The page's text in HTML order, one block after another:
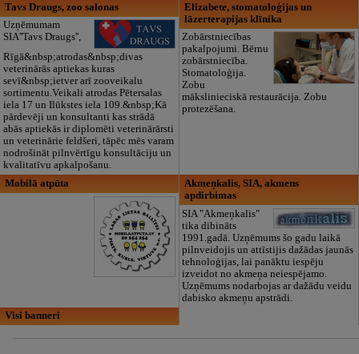
Tavs Draugs, zoo salonas
Uzņēmumam
SIA''Tavs Draugs'',
Rīgā&nbsp;atrodas&nbsp;divas
veterinārās aptiekas kuras
sevī&nbsp;ietver arī zooveikalu
sortimentu.Veikali atrodas Pētersalas
iela 17 un Ilūkstes iela 109.&nbsp;Kā
pārdevēji un konsultanti kas strādā
abās aptiekās ir diplomēti veterinārārsti
un veterinārie feldšeri, tāpēc mēs varam
nodrošināt pilnvērtīgu konsultāciju un
kvalitatīvu apkalpošanu.
Elizabete, stomatoloģijas un
lāzerterapijas klīnika
Zobārstniecības
pakalpojumi. Bērnu
zobārstniecība.
Stomatoloģija.
Zobu
mākslinieciskā restaurācija. Zobu
protezēšana.
Mobilā atpūta
Akmeņkalis, SIA, akmens
apdirbimas
SIA "Akmeņkalis"
tika dibināts
1991.gadā. Uzņēmums šo gadu laikā
pilnveidojis un attīstijis dažādas jaunās
tehnoloģijas, lai panāktu iespēju
izveidot no akmeņa neiespējamo.
Uzņēmums nodarbojas ar dažādu veidu
dabisko akmeņu apstrādi.
Visi banneri